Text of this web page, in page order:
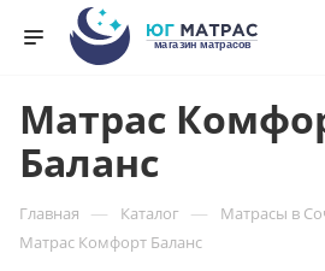
Матрас
Баланс
Главная — Каталог — Матрасы в
Матрас Комфорт Баланс